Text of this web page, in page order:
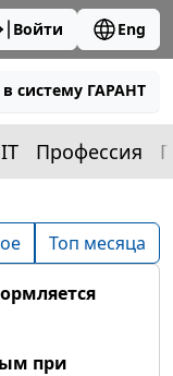
Войти Eng
систему ГАРАНТ
IT Профессия
Топ месяца
при